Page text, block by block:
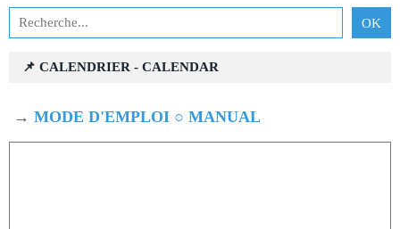
📌 CALENDRIER - CALENDAR
→ MODE D'EMPLOI ○ MANUAL